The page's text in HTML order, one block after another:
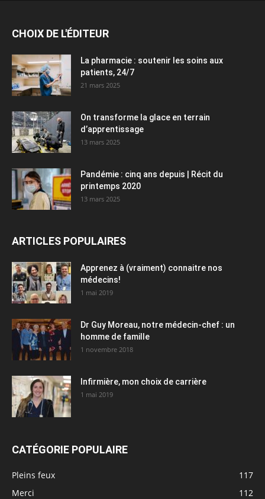
CHOIX DE L'ÉDITEUR
La pharmacie : soutenir les soins aux
patients, 24/7
21 mars 2025
On transforme la glace en terrain
d’apprentissage
13 mars 2025
Pandémie : cinq ans depuis | Récit du
printemps 2020
13 mars 2025
ARTICLES POPULAIRES
Apprenez à (vraiment) connaitre nos
médecins!
1 mai 2019
Dr Guy Moreau, notre médecin-chef : un
homme de famille
1 novembre 2018
Infirmière, mon choix de carrière
1 mai 2019
CATÉGORIE POPULAIRE
Pleins feux
117
Merci
112